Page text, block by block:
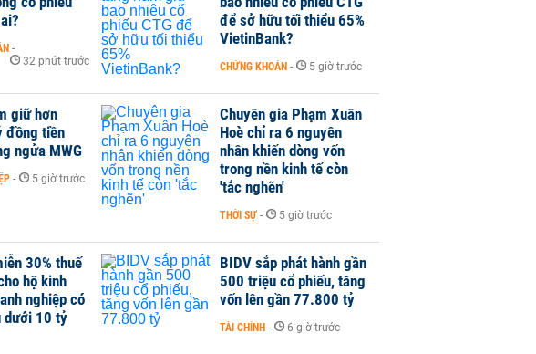
-
32 phút trước
để sở hữu tối thiểu 65%
VietinBank?
CHỨNG KHOÁN - 5 giờ trước
giữ hơn
đồng tiền
ngửa MWG
- 5 giờ trước
Chuyên gia Phạm Xuân
Hoè chỉ ra 6 nguyên
nhân khiến dòng vốn
trong nền kinh tế còn
'tắc nghẽn'
THỜI SỰ - 5 giờ trước
30% thuế
hộ kinh
nghiệp có
dưới 10 tỷ
BIDV sắp phát hành gần
500 triệu cổ phiếu, tăng
vốn lên gần 77.800 tỷ
TÀI CHÍNH - 6 giờ trước